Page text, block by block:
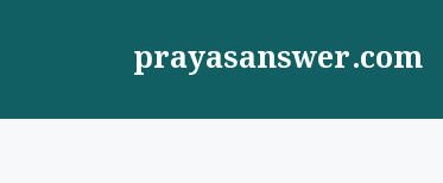
prayasanswer.com